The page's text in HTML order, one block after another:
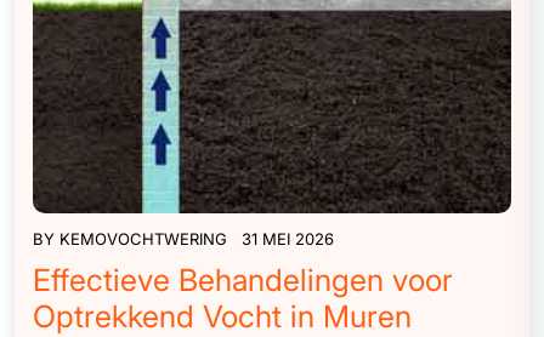
BY KEMOVOCHTWERING 31 MEI 2026
Effectieve Behandelingen voor
Optrekkend Vocht in Muren